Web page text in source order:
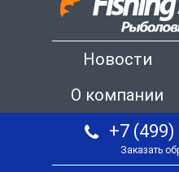
Новости
О компании
+7
Заказать